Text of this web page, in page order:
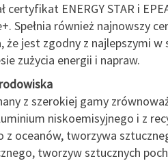
certyfikat ENERGY STAR i
Spełnia również najnowszy
że jest zgodny z najlepszymi w
zużycia energii i napraw.
z szerokiej gamy
niskoemisyjnego i z
z oceanów, tworzywa
tworzyw sztucznych